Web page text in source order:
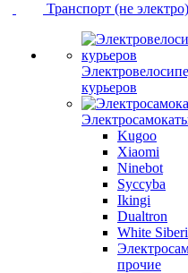
Транспорт (не электро)
курьеров
Kugoo
Xiaomi
Ninebot
Syccyba
Ikingi
Dualtron
White
прочие